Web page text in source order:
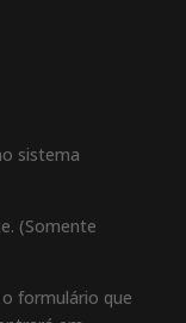
sistema
(Somente
formulário que